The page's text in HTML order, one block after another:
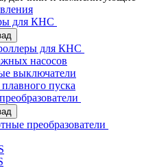
для КНС
для КНС
насосов
выключатели
пуска
преобразователи